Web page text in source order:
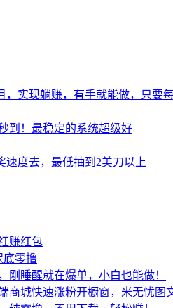
，实现躺赚，有手就能做，只要
到！最稳定的系统超级好
速度去，最低抽到2美刀以上
赚红包
底零撸
刚睡醒就在爆单，小白也能做！
商城快速涨粉开橱窗，米无忧图